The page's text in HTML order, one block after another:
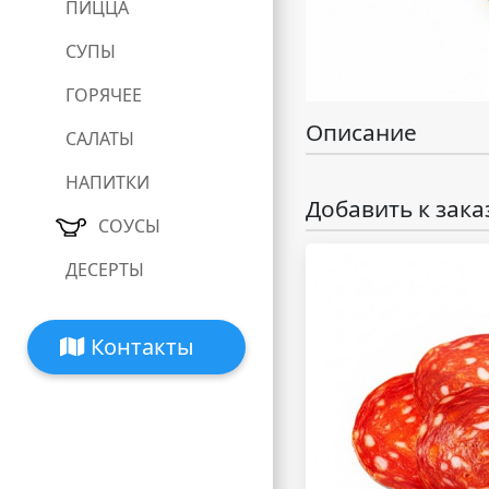
ПИЦЦА
СУПЫ
ГОРЯЧЕЕ
САЛАТЫ
НАПИТКИ
СОУСЫ
ДЕСЕРТЫ
Контакты
Описание
Добавить к